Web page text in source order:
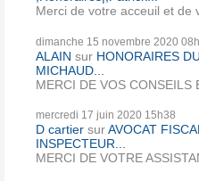
Merci de votre acceuil et de
dimanche 15 novembre 2020
ALAIN sur HONORAIRES
MICHAUD...
MERCI DE VOS CONSEILS
mercredi 17 juin 2020 15h38
D cartier surAVOCAT
INSPECTEUR...
MERCI DE VOTRE